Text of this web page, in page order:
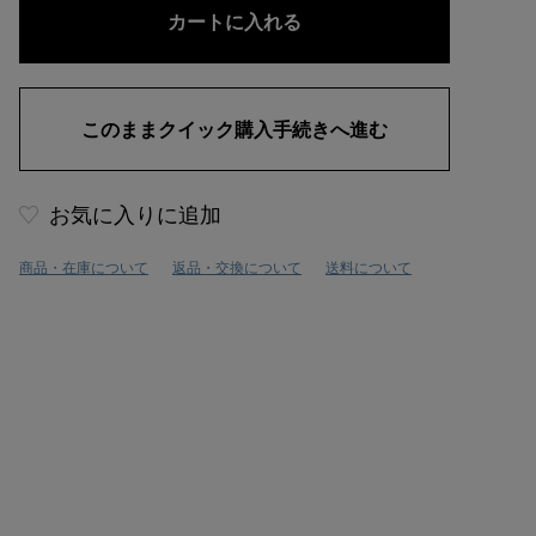
お気に入りに追加
商品・在庫について 返品・交換について 送料について